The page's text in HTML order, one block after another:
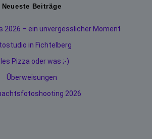
Neueste Beiträge
2026 – ein unvergesslicher Moment
in Fichtelberg
Pizza oder was ;-)
Überweisungen
2026